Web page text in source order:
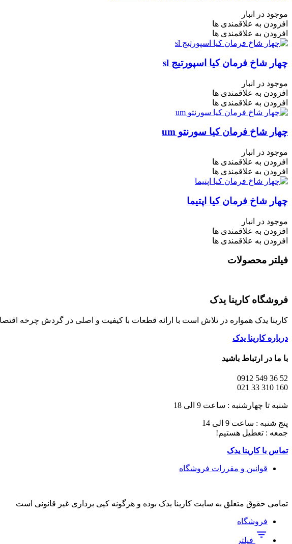
موجود در انبار
افزودن به علاقمندی ها
افزودن به علاقمندی ها
چهار شاخ فرمان کیا اسپورتیج sl
موجود در انبار
افزودن به علاقمندی ها
افزودن به علاقمندی ها
چهار شاخ فرمان کیا سورنتو um
موجود در انبار
افزودن به علاقمندی ها
افزودن به علاقمندی ها
چهار شاخ فرمان کیا اپتیما
موجود در انبار
افزودن به علاقمندی ها
افزودن به علاقمندی ها
فیلتر محصولات
فروشگاه کارینا یدک
کارینا یدک همواره در تلاش است با ارائه قطعات با کیفیت و اصلی در گردش چرخه
درباره کارینا یدک
با ما در ارتباط باشید
52 36 549 0912
160 310 33 021
شنبه تا چهارشنبه : ساعت 9 الی 18
پنج شنبه : ساعت 9 الی 14
جمعه : تعطیل هستیم!
تماس با کارینا یدک
قوانین و مقررات فروشگاه
تمامی حقوق متعلق به سایت کارینا یدک بوده و هرگونه کپی برداری غیر قانونی است
فروشگاه
فیلتر